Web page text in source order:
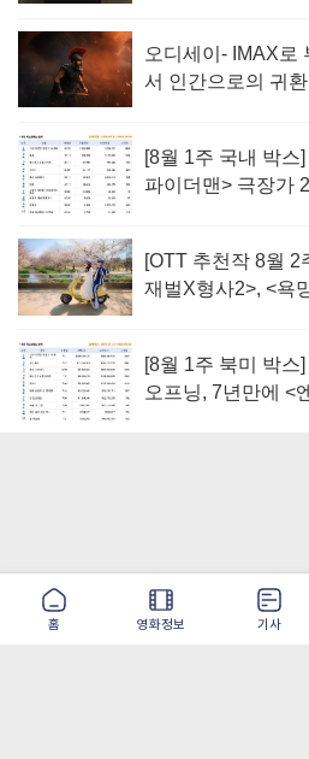
홈 영화정보 기사
오디세이- IMAX로
서 인간으로의 귀환
[8월 1주 국내 박스
파이더맨> 극장가
[OTT 추천작 8월 2
재벌X형사2>, <욕
[8월 1주 북미 박스
오프닝, 7년만에 <